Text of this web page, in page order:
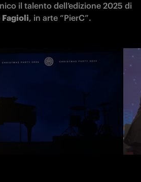
il talento dell’edizione 2025 di
Fagioli, in arte “PierC”.